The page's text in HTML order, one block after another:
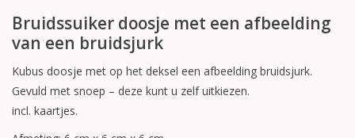
Bruidssuiker doosje met een afbeelding
van een bruidsjurk
Kubus doosje met op het deksel een afbeelding bruidsjurk.
Gevuld met snoep – deze kunt u zelf uitkiezen.
incl. kaartjes.